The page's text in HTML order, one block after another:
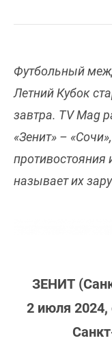
Футбольный
Летний Кубок
завтра. TV Mag
«Зенит» –
противостояния
называет их
ЗЕНИТ
2 июля 2024,